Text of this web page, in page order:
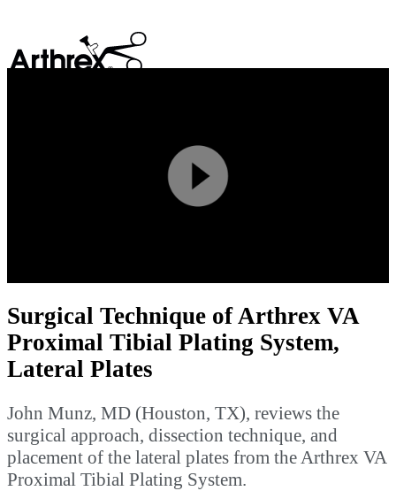
Play
Video
Surgical Technique of Arthrex VA
Proximal Tibial Plating System,
Lateral Plates
John Munz, MD (Houston, TX), reviews the
surgical approach, dissection technique, and
placement of the lateral plates from the Arthrex VA
Proximal Tibial Plating System.